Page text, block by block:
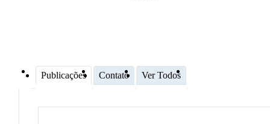
Publicações Contato Ver Todos